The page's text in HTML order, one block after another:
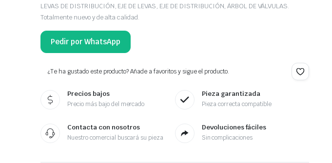
LEVAS DE DISTRIBUCIÓN, EJE DE LEVAS, EJE DE DISTRIBUCIÓN, ÁRBOL DE VÁLVULAS.
Totalmente nuevo y de alta calidad.
Pedir por WhatsApp
¿Te ha gustado este producto? Añade a favoritos y sigue el producto.
Precios bajos
Precio más bajo del mercado
Pieza garantizada
Pieza correcta compatible
Contacta con nosotros
Nuestro comercial buscará su pieza
Devoluciones fáciles
Sin complicaciones